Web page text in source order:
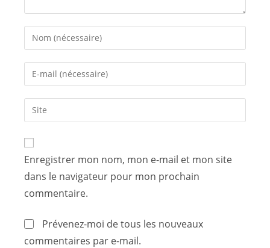
Enregistrer mon nom, mon e-mail et mon site
dans le navigateur pour mon prochain
commentaire.
Prévenez-moi de tous les nouveaux
commentaires par e-mail.